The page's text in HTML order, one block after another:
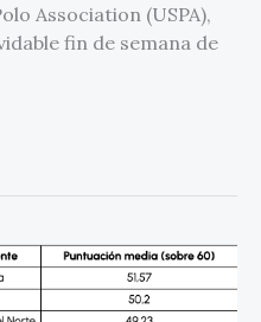
Association (USPA),
fin de semana de